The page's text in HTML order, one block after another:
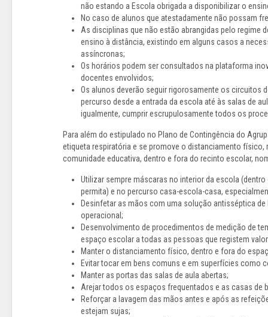
não estando a Escola obrigada a disponibilizar o
No caso de alunos que atestadamente não possam
As disciplinas que não estão abrangidas pelo regime
ensino à distância, existindo em alguns casos a
assíncronas;
Os horários podem ser consultados na plataforma
docentes envolvidos;
Os alunos deverão seguir rigorosamente os circuitos
percurso desde a entrada da escola até às salas de
igualmente, cumprir escrupulosamente todos os
Para além do estipulado no Plano de Contingência do
etiqueta respiratória e se promove o distanciamento
comunidade educativa, dentro e fora do recinto escolar,
Utilizar sempre máscaras no interior da escola
permita) e no percurso casa-escola-casa,
Desinfetar as mãos com uma solução antisséptica
operacional;
Desenvolvimento de procedimentos de medição de
espaço escolar a todas as pessoas que registem
Manter o distanciamento físico, dentro e fora do
Evitar tocar em bens comuns e em superfícies como
Manter as portas das salas de aula abertas;
Arejar todos os espaços frequentados e as casas de
Reforçar a lavagem das mãos antes e após as
estejam sujas;